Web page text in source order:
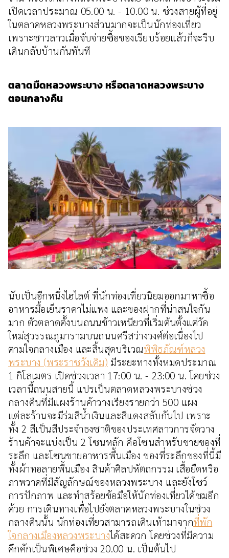
เปิดเวลาประมาณ 05.00 น. - 10.00 น. ช่วงสายผู้ที่อยู่
ในตลาดหลวงพระบางส่วนมากจะเป็นนักท่องเที่ยว
เพราะชาวลาวเมื่อจับจ่ายซื้อของเรียบร้อยแล้วก็จะรีบ
เดินกลับบ้านกันทันที
ตลาดมืดหลวงพระบาง หรือตลาดหลวงพระบาง
ตอนกลางคืน
นับเป็นอีกหนึ่งไฮไลต์ ที่นักท่องเที่ยวนิยมออกมาหาซื้อ
อาหารมื้อเย็นราคาไม่แพง และของฝากที่น่าสนใจกัน
มาก ตัวตลาดตั้งบนถนนข้าวเหนียวที่เริ่มต้นตั้งแต่วัด
ใหม่สุวรรณภูมารามบนถนนศรีสว่างวงศ์ต่อเนื่องไป
ตามใจกลางเมือง และสิ้นสุดบริเวณพิพิธภัณฑ์หลวง
พระบาง (พระราชวังเดิม) มีระยะทางทั้งหมดประมาณ
1 กิโลเมตร เปิดช่วงเวลา 17:00 น. - 23:00 น. โดยช่วง
เวลานี้ถนนสายนี้ แปรเป็นตลาดหลวงพระบางช่วง
กลางคืนที่มีแผงร้านค้าวางเรียงรายกว่า 500 แผง
แต่ละร้านจะมีร่มสีน้ำเงินและสีแดงสลับกันไป เพราะ
ทั้ง 2 สีเป็นสีประจำธงชาติของประเทศลาวการจัดวาง
ร้านค้าจะแบ่งเป็น 2 โซนหลัก คือโซนสำหรับขายของที่
ระลึก และโซนขายอาหารพื้นเมือง ของที่ระลึกของที่นี้มี
ทั้งผ้าทอลายพื้นเมือง สินค้าศิลปหัตถกรรม เสื้อยืดหรือ
ภาพวาดที่มีสัญลักษณ์ของหลวงพระบาง และยังโชว์
การปักภาพ และทำสร้อยข้อมือให้นักท่องเที่ยวได้ชมอีก
ด้วย การเดินทางเพื่อไปยังตลาดหลวงพระบางในช่วง
กลางคืนนั้น นักท่องเที่ยวสามารถเดินเท้ามาจากที่พัก
ใจกลางเมืองหลวงพระบางได้สะดวก โดยช่วงที่มีความ
คึกคักเป็นพิเศษคือช่วง 20.00 น. เป็นต้นไป